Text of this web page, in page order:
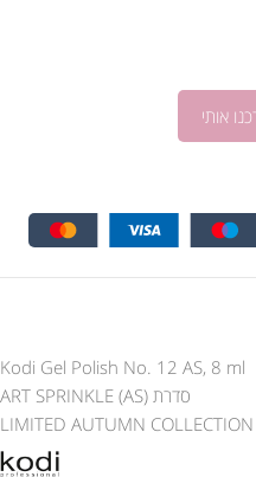
Kodi Gel Polish No. 12 AS, 8 ml
סדרת ART SPRINKLE (AS)
LIMITED AUTUMN COLLECTION